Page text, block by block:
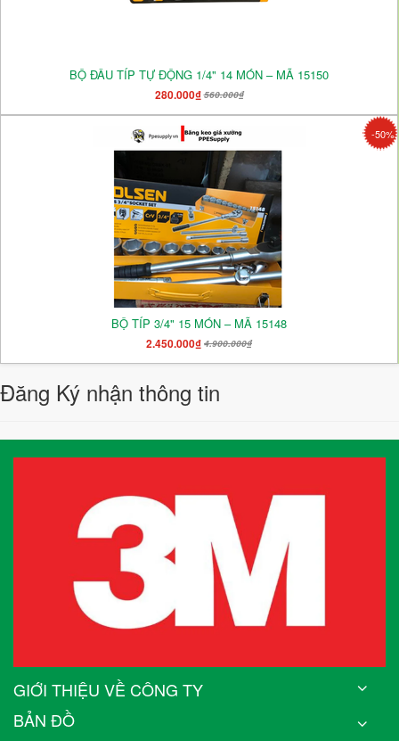
BỘ ĐẦU TÍP TỰ ĐỘNG 1/4" 14 MÓN – MÃ 15150
280.000₫560.000₫
-50%
BỘ TÍP 3/4" 15 MÓN – MÃ 15148
2.450.000₫ 4.900.000₫
Đăng Ký nhận thông tin
GIỚI THIỆU VỀ CÔNG TY
BẢN ĐỒ